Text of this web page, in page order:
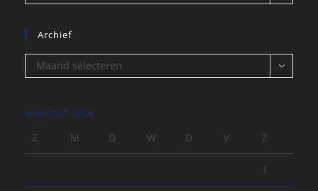
Archief
Archief
Maand selecteren
augustus 2026
Z
M D W D V Z
1